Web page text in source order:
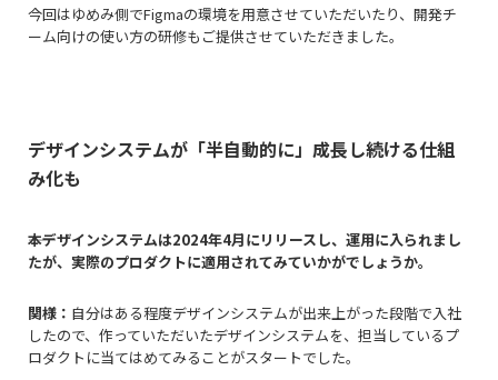
今回はゆめみ側でFigmaの環境を用意させていただいたり、開発チ
ーム向けの使い方の研修もご提供させていただきました。
デザインシステムが「半自動的に」成長し続ける仕組
み化も
――本デザインシステムは2024年4月にリリースし、運用に入られまし
たが、実際のプロダクトに適用されてみていかがでしょうか。
関様： 自分はある程度デザインシステムが出来上がった段階で入社
したので、作っていただいたデザインシステムを、担当しているプ
ロダクトに当てはめてみることがスタートでした。